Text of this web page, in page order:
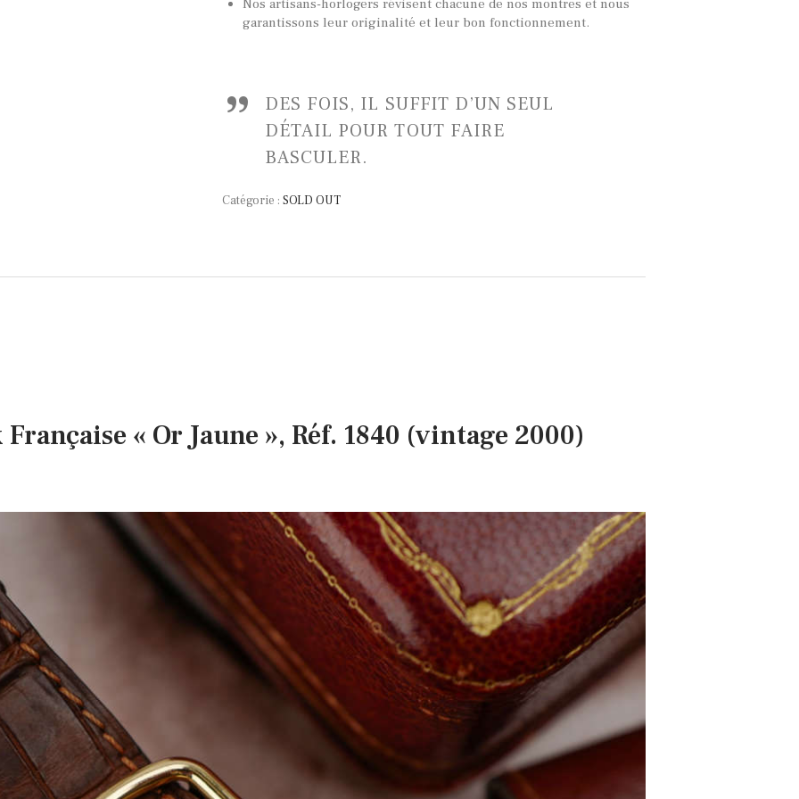
Nos artisans-horlogers révisent chacune de nos montres et nous
garantissons leur originalité et leur bon fonctionnement.
DES FOIS, IL SUFFIT D’UN SEUL
DÉTAIL POUR TOUT FAIRE
BASCULER.
Catégorie : SOLD OUT
Française « Or Jaune », Réf. 1840 (vintage 2000)